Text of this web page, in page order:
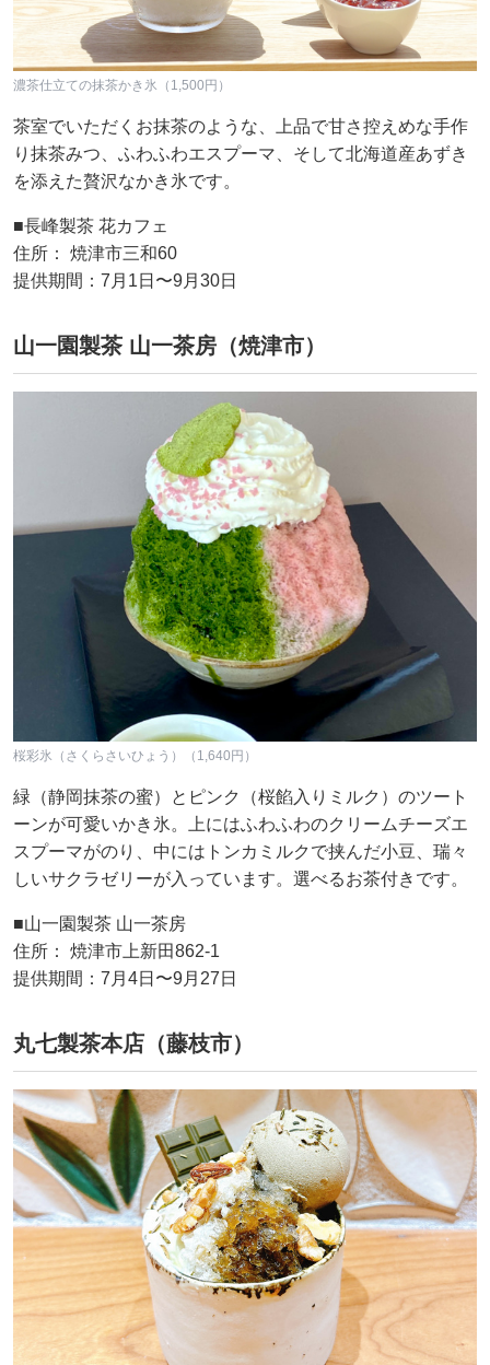
濃茶仕立ての抹茶かき氷（1,500円）
茶室でいただくお抹茶のような、上品で甘さ控えめな手作
り抹茶みつ、ふわふわエスプーマ、そして北海道産あずき
を添えた贅沢なかき氷です。
■長峰製茶 花カフェ
住所： 焼津市三和60
提供期間：7月1日〜9月30日
山一園製茶 山一茶房（焼津市）
桜彩氷（さくらさいひょう）（1,640円）
緑（静岡抹茶の蜜）とピンク（桜餡入りミルク）のツート
ーンが可愛いかき氷。上にはふわふわのクリームチーズエ
スプーマがのり、中にはトンカミルクで挟んだ小豆、瑞々
しいサクラゼリーが入っています。選べるお茶付きです。
■山一園製茶 山一茶房
住所： 焼津市上新田862-1
提供期間：7月4日〜9月27日
丸七製茶本店（藤枝市）